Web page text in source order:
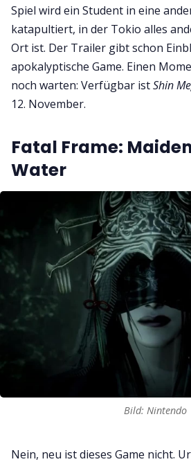
Spiel wird ein Student in eine
katapultiert, in der Tokio alles
Ort ist. Der Trailer gibt schon
apokalyptische Game. Einen
noch warten: Verfügbar istShin
12. November.
Fatal Frame:
Water
Bild: Nintendo
Nein, neu ist dieses Game nicht.